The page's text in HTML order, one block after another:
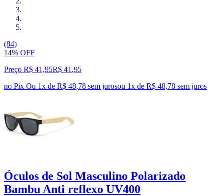
(84)
14% OFF
Preço R$ 41,95R$ 41 ,95
no Pix Ou 1x de R$ 48,78 sem jurosou 1x de R$ 48,78 sem juros
Óculos de Sol Masculino Polarizado
Bambu Anti reflexo UV400